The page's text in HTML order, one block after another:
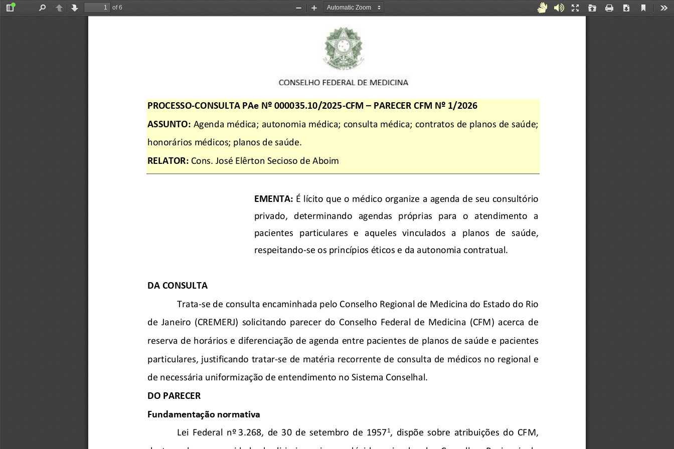
Toggle
PreviousNext
of 6
Acessibilidade
Áudiodescrição
Presentation
Open Print Download
Current
Zoom
Zoom
PROCESSO-CONSULTA PAe Nº 000035.10/2025-CFM – PARECER CFM Nº 1/2026
ASSUNTO: Agenda médica; autonomia médica; consulta médica; contratos de planos de saúde;
honorários médicos; planos de saúde.
RELATOR: Cons. José Elêrton Secioso de Aboim
EMENTA: É lícito que o médico organize a agenda de seu consultório
privado,   determinando   agendas   próprias   para   o   atendimento   a
pacientes   particulares   e   aqueles   vinculados   a   planos   de   saúde,
respeitando-se os princípios éticos e da autonomia contratual.
DA CONSULTA
Trata-se de consulta encaminhada pelo Conselho Regional de Medicina do Estado do Rio
de  Janeiro  (CREMERJ)   solicitando  parecer  do Conselho  Federal  de  Medicina
  (CFM)
acerca de
reserva de horários e diferenciação de agenda entre pacientes de planos de saúde e pacientes
particulares, justificando tratar-se de matéria recorrente de consulta de médicos no regional e
de necessária uniformização de entendimento no Sistema Conselhal.
DO PARECER
Fundamentação normativa
Lei  Federal  nº 3.268,  de  30  de  setembro  de  19571,  dispõe  sobre  atribuições  do  CFM,